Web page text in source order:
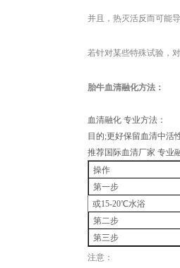
并且，热灭活反而可能
若针对某些特殊试验，
胎牛血清融化方法：
血清融化 专业方法：
目的;更好保留血清中活
推荐国际血清厂家 专业
操作
第一步
或15-20℃水浴
第二步
第三步
注意：